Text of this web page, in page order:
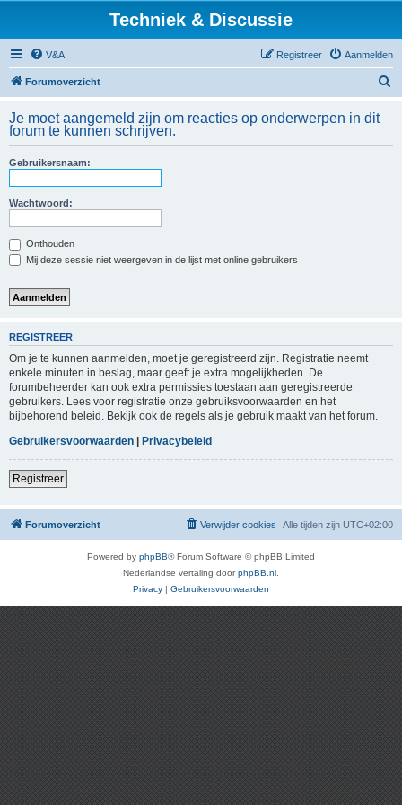
Techniek & Discussie
V&A Aanmelden
Registreer
Forumoverzicht
k
Je moet aangemeld zijn om reacties op onderwerpen in dit
forum te kunnen schrijven.
Gebruikersnaam:
Wachtwoord:
Onthouden
Mij deze sessie niet weergeven in de lijst met online gebruikers
REGISTREER
Om je te kunnen aanmelden, moet je geregistreerd zijn. Registratie neemt
enkele minuten in beslag, maar geeft je extra mogelijkheden. De
forumbeheerder kan ook extra permissies toestaan aan geregistreerde
gebruikers. Lees voor registratie onze gebruiksvoorwaarden en het
bijbehorend beleid. Bekijk ook de regels als je gebruik maakt van het forum.
Gebruikersvoorwaarden | Privacybeleid
Registreer
Forumoverzicht Alle tijden zijn UTC+02:00
Verwijder cookies
Powered by phpBB® Forum Software © phpBB Limited
Nederlandse vertaling doorphpBB.nl
Privacy | Gebruikersvoorwaarden